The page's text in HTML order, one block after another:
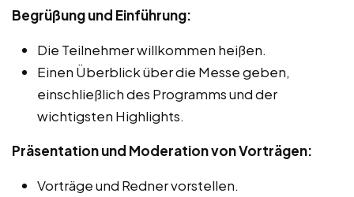
Begrüßung und Einführung:
Die Teilnehmer willkommen heißen.
Einen Überblick über die Messe geben,
einschließlich des Programms und der
wichtigsten Highlights.
Präsentation und Moderation von Vorträgen:
Vorträge und Redner vorstellen.